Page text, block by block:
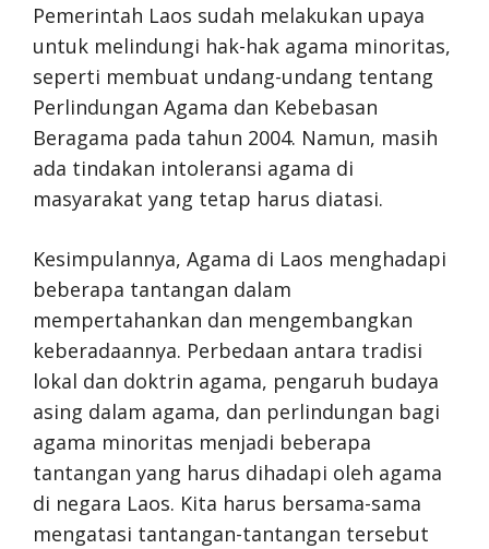
Pemerintah Laos sudah melakukan upaya
untuk melindungi hak-hak agama minoritas,
seperti membuat undang-undang tentang
Perlindungan Agama dan Kebebasan
Beragama pada tahun 2004. Namun, masih
ada tindakan intoleransi agama di
masyarakat yang tetap harus diatasi.
Kesimpulannya, Agama di Laos menghadapi
beberapa tantangan dalam
mempertahankan dan mengembangkan
keberadaannya. Perbedaan antara tradisi
lokal dan doktrin agama, pengaruh budaya
asing dalam agama, dan perlindungan bagi
agama minoritas menjadi beberapa
tantangan yang harus dihadapi oleh agama
di negara Laos. Kita harus bersama-sama
mengatasi tantangan-tantangan tersebut